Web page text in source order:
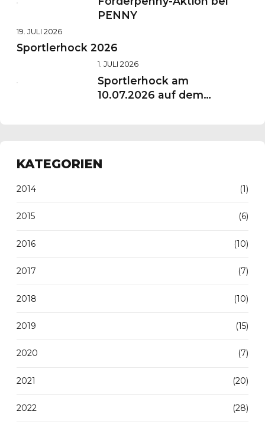
PENNY
19. JULI 2026
Sportlerhock 2026
1. JULI 2026
Sportlerhock am
10.07.2026 auf dem
KATEGORIEN
2014 (1)
2015 (6)
2016 (10)
2017 (7)
2018 (10)
2019 (15)
2020 (7)
2021 (20)
2022 (28)